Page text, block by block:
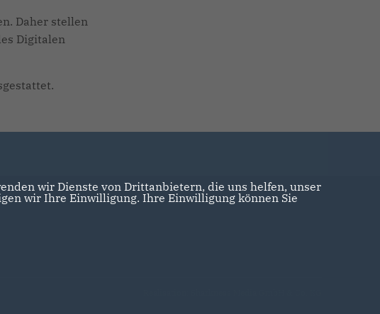
Daher stellen
Digitalen
wir Dienste von Drittanbietern, die uns helfen, unser
wir Ihre Einwilligung. Ihre Einwilligung können Sie